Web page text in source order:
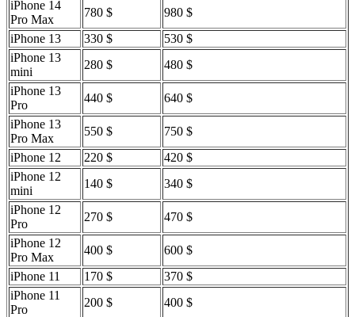
iPhone 14
Pro Max
780 $
980 $
iPhone 13
330 $
530 $
iPhone 13
mini
280 $
480 $
iPhone 13
Pro
440 $
640 $
iPhone 13
Pro Max
550 $
750 $
iPhone 12
220 $
420 $
iPhone 12
mini
140 $
340 $
iPhone 12
Pro
270 $
470 $
iPhone 12
Pro Max
400 $
600 $
iPhone 11
170 $
370 $
iPhone 11
Pro
200 $
400 $